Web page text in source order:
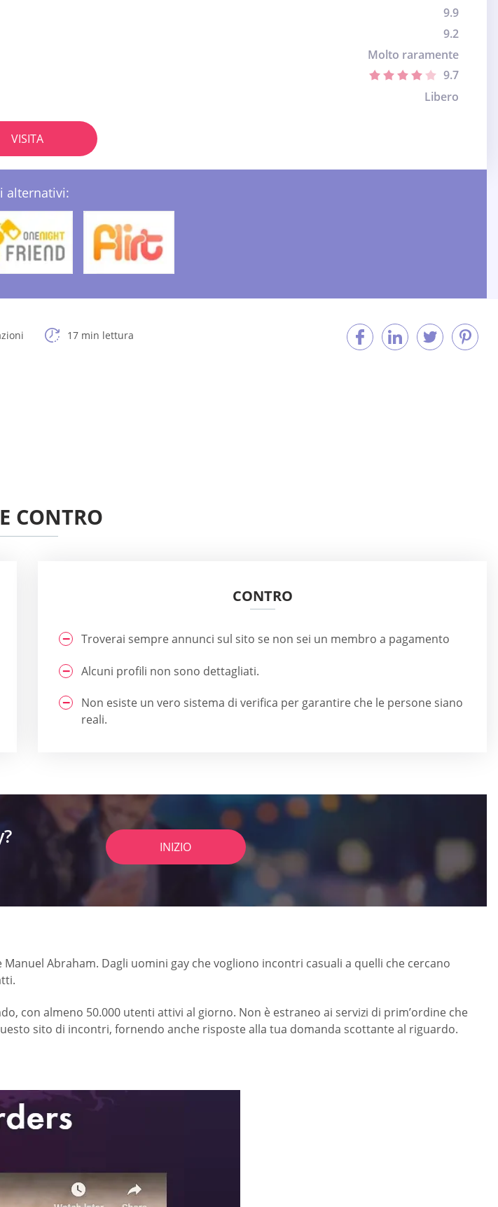
9.9
9.2
Molto raramente
9.7
Libero
VISITA
alternativi:
17 min lettura
CONTRO
CONTRO
Troverai sempre annunci sul sito se non sei un membro a pagamento
Alcuni profili non sono dettagliati.
Non esiste un vero sistema di verifica per garantire che le persone siano
reali.
INIZIO
Abraham. Dagli uomini gay che vogliono incontri casuali a quelli che cercano
con almeno 50.000 utenti attivi al giorno. Non è estraneo ai servizi di prim’ordine che
sito di incontri, fornendo anche risposte alla tua domanda scottante al riguardo.